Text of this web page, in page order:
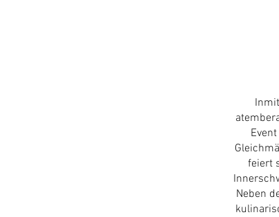
feiert
Neben